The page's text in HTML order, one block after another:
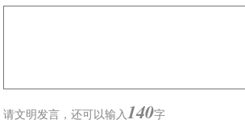
请文明发言，还可以输入 140字